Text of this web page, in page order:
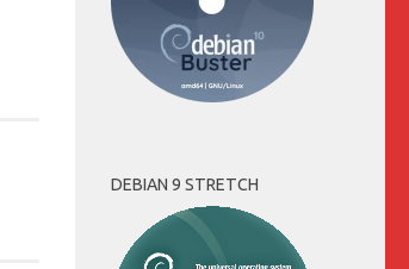
DEBIAN 9 STRETCH